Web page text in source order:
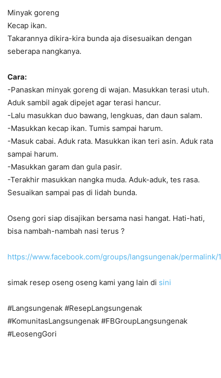
Minyak goreng
Kecap ikan.
Takarannya dikira-kira bunda aja disesuaikan dengan
seberapa nangkanya.
Cara:
-Panaskan minyak goreng di wajan. Masukkan terasi utuh.
Aduk sambil agak dipejet agar terasi hancur.
-Lalu masukkan duo bawang, lengkuas, dan daun salam.
-Masukkan kecap ikan. Tumis sampai harum.
-Masuk cabai. Aduk rata. Masukkan ikan teri asin. Aduk rata
sampai harum.
-Masukkan garam dan gula pasir.
-Terakhir masukkan nangka muda. Aduk-aduk, tes rasa.
Sesuaikan sampai pas di lidah bunda.
Oseng gori siap disajikan bersama nasi hangat. Hati-hati,
bisa nambah-nambah nasi terus ?
https://www.facebook.com/groups/langsungenak/
simak resep oseng oseng kami yang lain di sini
#Langsungenak #ResepLangsungenak
#KomunitasLangsungenak #FBGroupLangsungenak
#LeosengGori